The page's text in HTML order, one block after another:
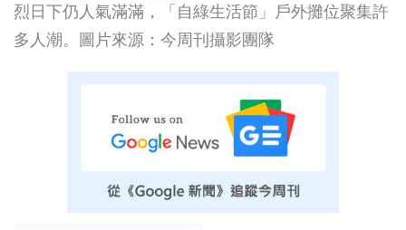
烈日下仍人氣滿滿，「自綠生活節」戶外攤位聚集許
多人潮。圖片來源：今周刊攝影團隊